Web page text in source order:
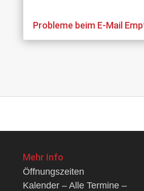
Probleme beim E-Mail
Mehr Info
Öffnungszeiten
Kalender – Alle Termine –